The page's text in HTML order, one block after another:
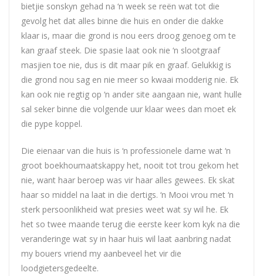
bietjie sonskyn gehad na ‘n week se reën wat tot die
gevolg het dat alles binne die huis en onder die dakke
klaar is, maar die grond is nou eers droog genoeg om te
kan graaf steek. Die spasie laat ook nie ‘n slootgraaf
masjien toe nie, dus is dit maar pik en graaf. Gelukkig is
die grond nou sag en nie meer so kwaai modderig nie. Ek
kan ook nie regtig op ‘n ander site aangaan nie, want hulle
sal seker binne die volgende uur klaar wees dan moet ek
die pype koppel.
Die eienaar van die huis is ‘n professionele dame wat ‘n
groot boekhoumaatskappy het, nooit tot trou gekom het
nie, want haar beroep was vir haar alles gewees. Ek skat
haar so middel na laat in die dertigs. ‘n Mooi vrou met ‘n
sterk persoonlikheid wat presies weet wat sy wil he. Ek
het so twee maande terug die eerste keer kom kyk na die
veranderinge wat sy in haar huis wil laat aanbring nadat
my bouers vriend my aanbeveel het vir die
loodgietersgedeelte.